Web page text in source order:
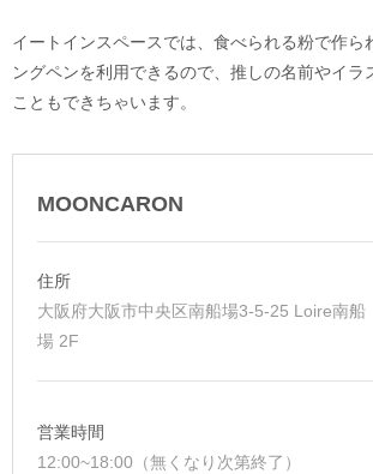
イートインスペースでは、食べられる粉で作ら
ングペンを利用できるので、推しの名前やイラ
こともできちゃいます。
MOONCARON
住所
大阪府大阪市中央区南船場3-5-25 Loire南船
場 2F
営業時間
12:00~18:00（無くなり次第終了）